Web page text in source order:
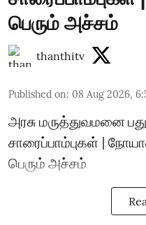
பெரும் அச்சம்
thanthitv
Published on: 08 Aug 2026,
அரசு மருத்துவமனை
சாரைப்பாம்புகள் |
பெரும் அச்சம்